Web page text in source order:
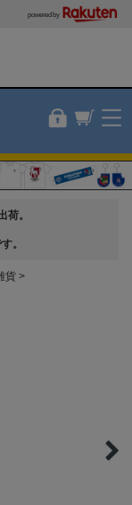
powered by
荷。
。
貨